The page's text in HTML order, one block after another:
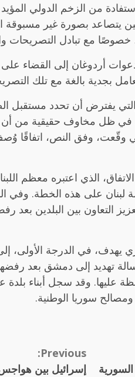
من الزخم الدولي
يتصاعد بصورة غير مسبوقة
مع تبادل التصريحات
أردوغان إلى القضاء
بجدية بالغة مع تلك
يفترض أن تحدد مستقبل
في ظل مخاوف حقيقية من
وقّعت، وفق النص،
الذي اعتبره معظم
على هذه الخطة. وفي
التعاون بين البلدين بعد
يهدف، في الدرجة
يشكل رسالة تهديد إلى
عليها. وقد سجل أبناء
سوريا الوطنية.
Previous:
إسرائيل بين هواجس